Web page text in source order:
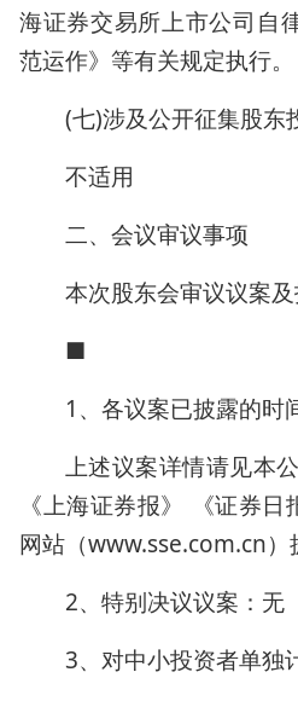
海证券交易所上市公司自
范运作》等有关规定执行。
(七)涉及公开征集股东
不适用
二、会议审议事项
本次股东会审议议案
■
1、各议案已披露的时
上述议案详情请见本
《上海证券报》 《证券
网站（www.sse.com.cn）
2、特别决议议案：无
3、对中小投资者单独